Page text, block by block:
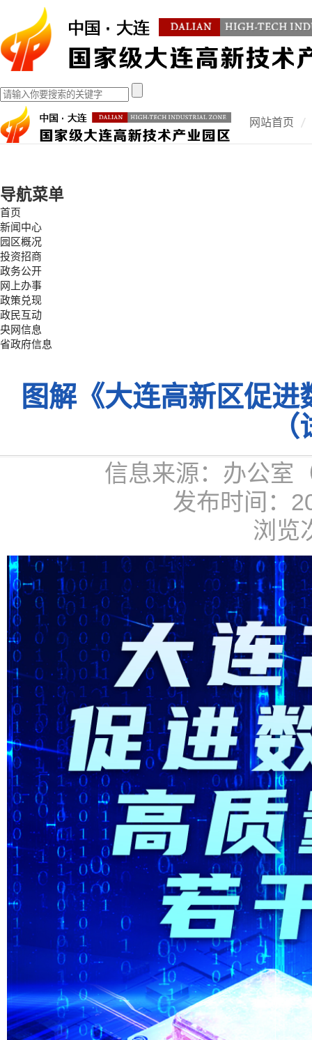
网站首页
导航菜单
首页
新闻中心
园区概况
投资招商
政务公开
网上办事
政策兑现
政民互动
央网信息
省政府信息
图解《大连高新区促
信息来源：办公室
发布时间：
浏览